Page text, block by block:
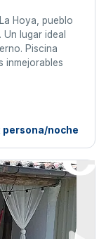
Hoya, pueblo
lugar ideal
Piscina
inmejorables
persona/noche